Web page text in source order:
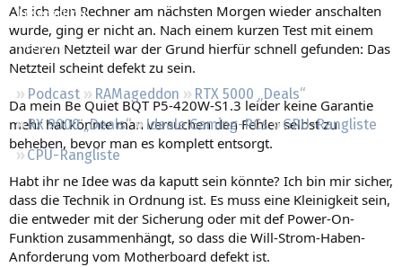
Leserartikel
Regeln
Podcast RAMageddon
RTX 5000 „Deals“
RX 9000 „Deals“
Ideale Gaming-PCs
GPU-Rangliste
CPU-Rangliste
Als ich den Rechner am nächsten Morgen wieder anschalten
wurde, ging er nicht an. Nach einem kurzen Test mit einem
anderen Netzteil war der Grund hierfür schnell gefunden: Das
Netzteil scheint defekt zu sein.
Da mein Be Quiet BQT P5-420W-S1.3 leider keine Garantie
mehr hat könnte man versuchen den Fehler selbst zu
beheben, bevor man es komplett entsorgt.
Habt ihr ne Idee was da kaputt sein könnte? Ich bin mir sicher,
dass die Technik in Ordnung ist. Es muss eine Kleinigkeit sein,
die entweder mit der Sicherung oder mit def Power-On-
Funktion zusammenhängt, so dass die Will-Strom-Haben-
Anforderung vom Motherboard defekt ist.